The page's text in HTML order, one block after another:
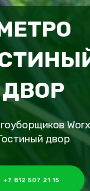
ДВОР
двор
+7 812 507 21 15